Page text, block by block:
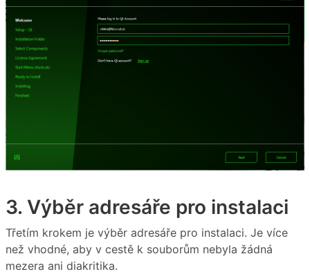
3. Výběr adresáře pro instalaci
Třetím krokem je výběr adresáře pro instalaci. Je více
než vhodné, aby v cestě k souborům nebyla žádná
mezera ani diakritika.